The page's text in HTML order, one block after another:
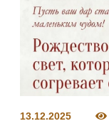
13.12.2025